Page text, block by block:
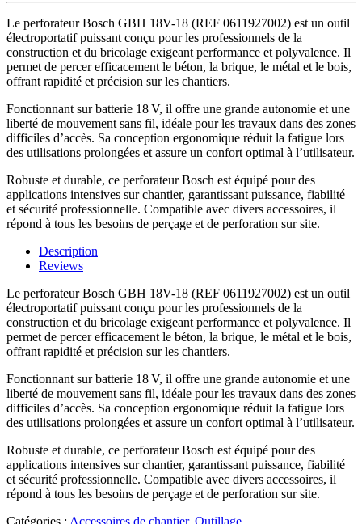
Le perforateur Bosch GBH 18V-18 (REF 0611927002) est un outil
électroportatif puissant conçu pour les professionnels de la
construction et du bricolage exigeant performance et polyvalence. Il
permet de percer efficacement le béton, la brique, le métal et le bois,
offrant rapidité et précision sur les chantiers.
Fonctionnant sur batterie 18 V, il offre une grande autonomie et une
liberté de mouvement sans fil, idéale pour les travaux dans des zones
difficiles d’accès. Sa conception ergonomique réduit la fatigue lors
des utilisations prolongées et assure un confort optimal à l’utilisateur.
Robuste et durable, ce perforateur Bosch est équipé pour des
applications intensives sur chantier, garantissant puissance, fiabilité
et sécurité professionnelle. Compatible avec divers accessoires, il
répond à tous les besoins de perçage et de perforation sur site.
Description
Reviews
Le perforateur Bosch GBH 18V-18 (REF 0611927002) est un outil
électroportatif puissant conçu pour les professionnels de la
construction et du bricolage exigeant performance et polyvalence. Il
permet de percer efficacement le béton, la brique, le métal et le bois,
offrant rapidité et précision sur les chantiers.
Fonctionnant sur batterie 18 V, il offre une grande autonomie et une
liberté de mouvement sans fil, idéale pour les travaux dans des zones
difficiles d’accès. Sa conception ergonomique réduit la fatigue lors
des utilisations prolongées et assure un confort optimal à l’utilisateur.
Robuste et durable, ce perforateur Bosch est équipé pour des
applications intensives sur chantier, garantissant puissance, fiabilité
et sécurité professionnelle. Compatible avec divers accessoires, il
répond à tous les besoins de perçage et de perforation sur site.
Catégories : Accessoires de chantier, Outillage